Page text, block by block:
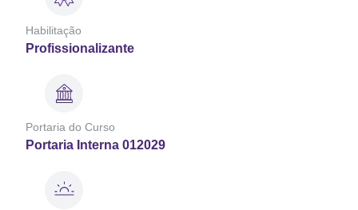
Habilitação
Profissionalizante
Portaria do Curso
Portaria Interna 012029